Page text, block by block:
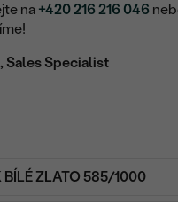
na +420 216 216 046
Sales Specialist
BÍLÉ ZLATO 585/1000